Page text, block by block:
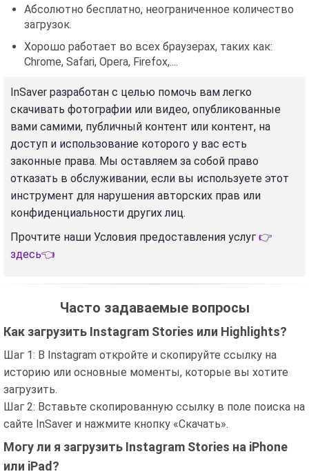
Абсолютно бесплатно, неограниченное количество
загрузок.
Хорошо работает во всех браузерах, таких как:
Chrome, Safari, Opera, Firefox,....
InSaver разработан с целью помочь вам легко
скачивать фотографии или видео, опубликованные
вами самими, публичный контент или контент, на
доступ и использование которого у вас есть
законные права. Мы оставляем за собой право
отказать в обслуживании, если вы используете этот
инструмент для нарушения авторских прав или
конфиденциальности других лиц.
Прочтите наши Условия предоставления услуг 👉
здесь👈
Часто задаваемые вопросы
Как загрузить Instagram Stories или Highlights?
Шаг 1: В Instagram откройте и скопируйте ссылку на
историю или основные моменты, которые вы хотите
загрузить.
Шаг 2: Вставьте скопированную ссылку в поле поиска на
сайте InSaver и нажмите кнопку «Скачать».
Могу ли я загрузить Instagram Stories на iPhone
или iPad?